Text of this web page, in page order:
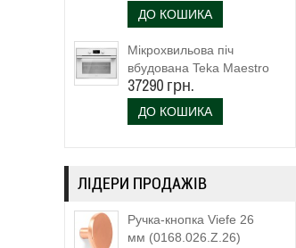
ДО КОШИКА
Мікрохвильова піч
вбудована Teka Maestro
MLC 844 (111160023)
біле скло
37290 грн.
ДО КОШИКА
ЛІДЕРИ ПРОДАЖІВ
Ручка-кнопка Viefe 26
мм (0168.026.Z.26)